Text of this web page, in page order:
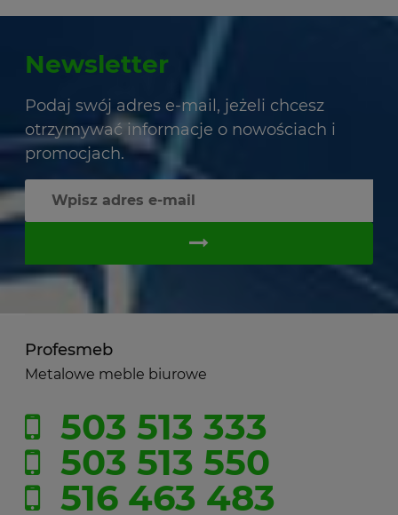
Newsletter
Podaj swój adres e-mail, jeżeli chcesz
otrzymywać informacje o nowościach i
promocjach.
Profesmeb
Metalowe meble biurowe
503 513 333
503 513 550
516 463 483